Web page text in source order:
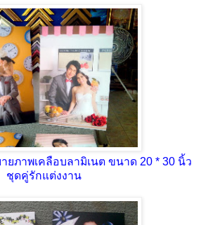
ยภาพเคลือบลามิเนต ขนาด 20 * 30 นิ้ว
ชุดคู่รักแต่งงาน